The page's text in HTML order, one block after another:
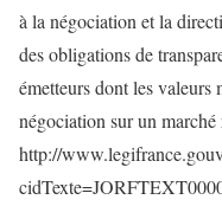
à la négociation et la
des obligations de
émetteurs dont les valeurs
négociation sur un marché
http://